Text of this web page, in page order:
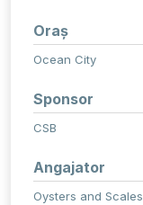
Oraș
Ocean City
Sponsor
CSB
Angajator
Oysters and Scales